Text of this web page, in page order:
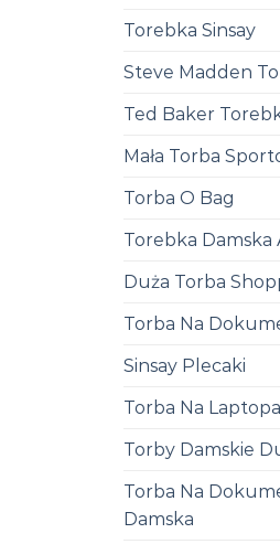
Torebka Sinsay
Steve Madden
Ted Baker
Mała Torba
Torba O Bag
Torebka Damska
Duża Torba
Torba Na
Sinsay Plecaki
Torba Na
Torby Damskie
Torba Na
Damska